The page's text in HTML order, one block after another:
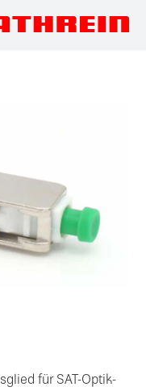
für SAT-Optik-